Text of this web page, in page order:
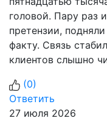
головой. Пару раз
претензии,
факту. Связь
клиентов слышно
(0)
Ответить
27 июля 2026